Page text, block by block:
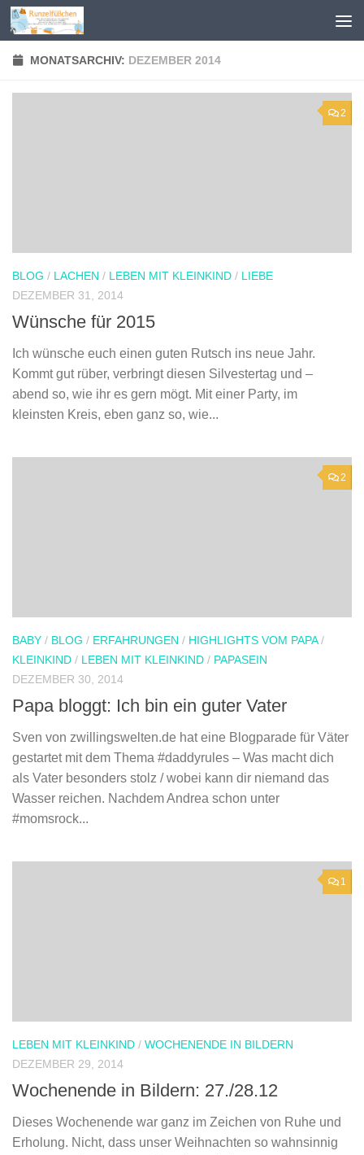
Zum Inhalt springen
MONATSARCHIV: DEZEMBER 2014
2
BLOG / LACHEN / LEBEN MIT KLEINKIND / LIEBE
DEZEMBER 31, 2014
Wünsche für 2015
Ich wünsche euch einen guten Rutsch ins neue Jahr.
Kommt gut rüber, verbringt diesen Silvestertag und –
abend so, wie ihr es gern mögt. Mit einer Party, im
kleinsten Kreis, eben ganz so, wie...
2
BABY / BLOG / ERFAHRUNGEN / HIGHLIGHTS VOM PAPA/
KLEINKIND / LEBEN MIT KLEINKIND / PAPASEIN
DEZEMBER 30, 2014
Papa bloggt: Ich bin ein guter Vater
Sven von zwillingswelten.de hat eine Blogparade für Väter
gestartet mit dem Thema #daddyrules – Was macht dich
als Vater besonders stolz / wobei kann dir niemand das
Wasser reichen. Nachdem Andrea schon unter
#momsrock...
1
LEBEN MIT KLEINKIND / WOCHENENDE IN BILDERN
DEZEMBER 29, 2014
Wochenende in Bildern: 27./28.12
Dieses Wochenende war ganz im Zeichen von Ruhe und
Erholung. Nicht, dass unser Weihnachten so wahnsinnig